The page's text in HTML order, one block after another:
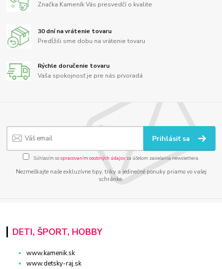
Značka Kameník Vás presvedčí o kvalite
30 dní na vrátenie tovaru
Predĺžili sme dobu na vrátenie tovaru
Rýchle doručenie tovaru
Vaša spokojnosť je pre nás prvoradá
Prihlásiť sa
Súhlasím sospracovaním osobných údajov za účelom zasielania newslettera.
Nezmeškajte naše exkluzívne tipy, triky a jedinečné ponuky priamo vo vašej
schránke.
DETI, ŠPORT, HOBBY
www.kamenik.sk
www.detsky-raj.sk